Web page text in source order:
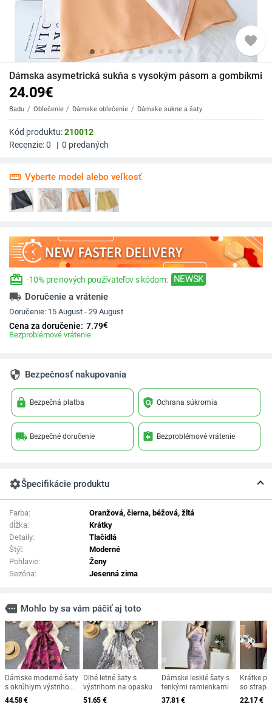
favorite
Dámska asymetrická sukňa s vysokým pásom a gombíkmi
24.09€
Badu Oblečenie Dámske oblečenie Dámske sukne a šaty
Kód produktu:210012
Recenzie:0 | 0 predaných
straighten Vyberte model alebo veľkosť
redeem -10% pre nových používateľov s kódom: NEWSK
local_shipping Doručenie a vrátenie
Doručenie: 15 August - 29 August
Cena za doručenie: 7.79€
Bezproblémové vrátenie
security Bezpečnosť nakupovania
lock Bezpečná platba policy Ochrana súkromia
local_shipping Bezpečné doručenie assignment_return Bezproblémové vrátenie
settingsŠpecifikácie produktu
Farba:
Oranžová, čierna, béžová, žltá
dĺžka:
Krátky
Detaily:
Tlačidlá
Štýl:
Moderné
Pohlavie:
Ženy
Sezóna:
Jesenná zima
more Mohlo by sa vám páčiť aj toto
Dámske moderné šaty
s okrúhlym výstrihom -
cyklámenová farba
44.58€
Dlhé letné šaty s
výstrihom na opasku
51.65 €
Dámske lesklé šaty s
tenkými ramienkami
37.81 €
Krátke
so
výrezmi
22.17€